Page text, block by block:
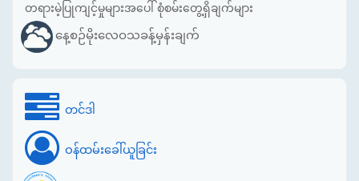
တရားမဲ့ပြုကျင့်မှုများအပေါ် စုံစမ်းတွေ့ရှိချက်များ
နေ့စဉ်မိုးလေဝသခန့်မှန်းချက်
တင်ဒါ
ဝန်ထမ်းခေါ်ယူခြင်း